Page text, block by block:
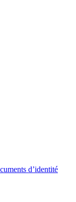
d’identité